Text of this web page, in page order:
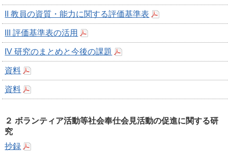
II 教員の資質・能力に関する評価基準表
III 評価基準表の活用
IV 研究のまとめと今後の課題
資料
資料
２ ボランティア活動等社会奉仕会見活動の促進に関する研
究
抄録